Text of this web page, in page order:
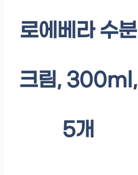
로에베라 수분
크림, 300ml,
5개